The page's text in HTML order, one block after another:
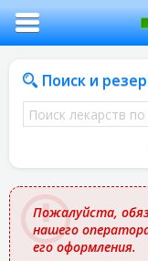
Поиск и
Поиск
лекарств
названию
Пожалуйста,
нашего
его оформления.